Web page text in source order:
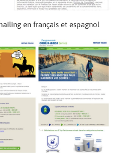
en français et espagnol